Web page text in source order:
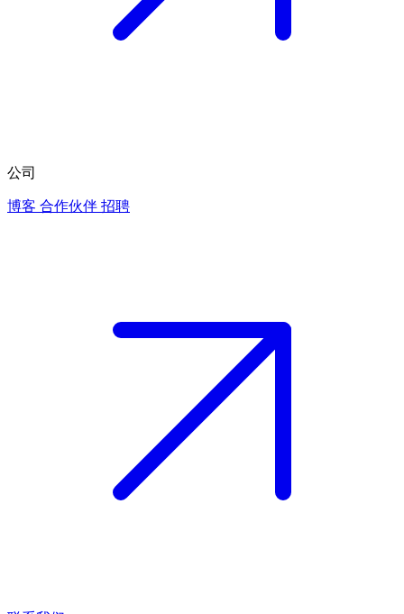
公司
博客 合作伙伴 招聘